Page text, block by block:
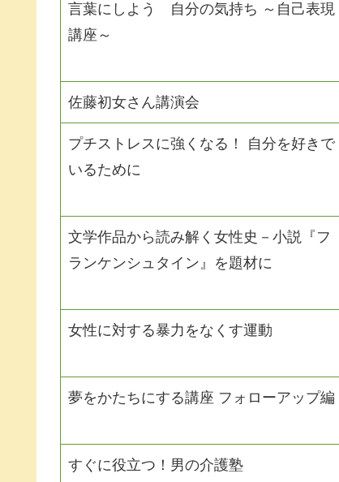
言葉にしよう 自分の気持ち ～自己表現
講座～
佐藤初女さん講演会
プチストレスに強くなる！ 自分を好きで
いるために
文学作品から読み解く女性史－小説『フ
ランケンシュタイン』を題材に
女性に対する暴力をなくす運動
夢をかたちにする講座 フォローアップ編
すぐに役立つ！男の介護塾